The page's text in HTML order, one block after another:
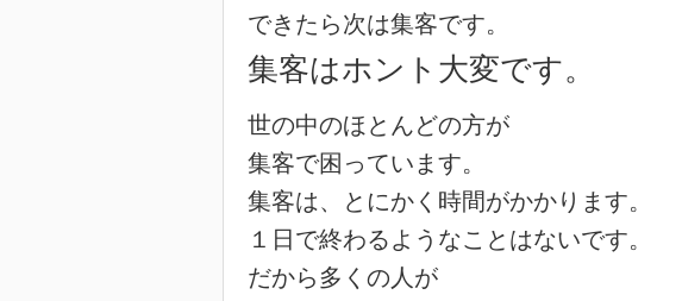
できたら次は集客です。
集客はホント大変です。
世の中のほとんどの方が
集客で困っています。
集客は、とにかく時間がかかります。
１日で終わるようなことはないです。
だから多くの人が